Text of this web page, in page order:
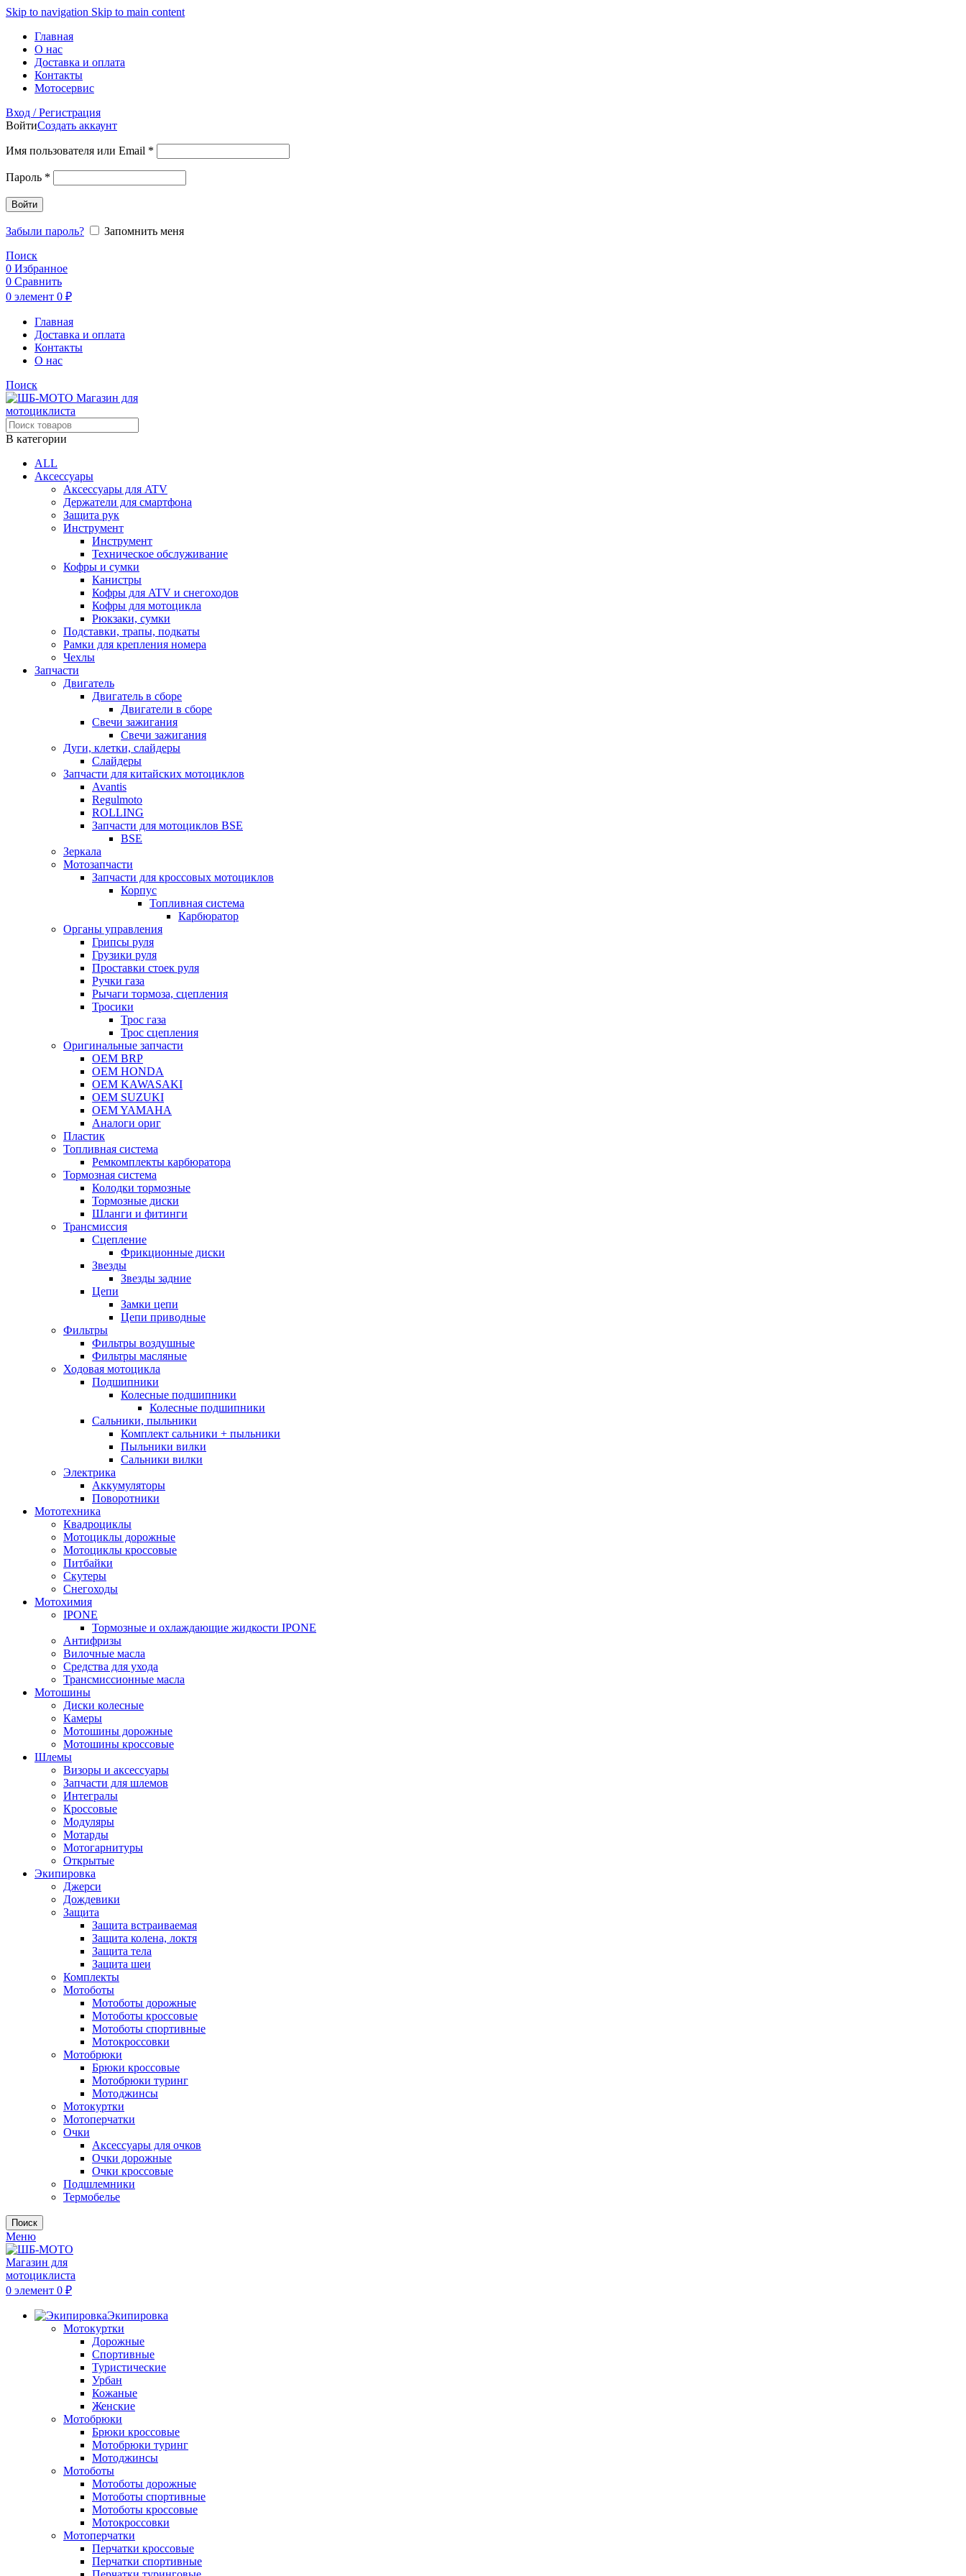
Skip to navigation Skip to main content
Главная
О нас
Доставка и оплата
Контакты
Мотосервис
Вход / Регистрация
ВойтиСоздать аккаунт
Имя пользователя или Email *
Пароль *
Войти
Забыли пароль?
Запомнить меня
Поиск
0 Избранное
0 Сравнить
0 элемент 0 ₽
Главная
Доставка и оплата
Контакты
О нас
Поиск
В категории
ALL
Аксессуары
Аксессуары для ATV
Держатели для смартфона
Защита рук
Инструмент
Инструмент
Техническое обслуживание
Кофры и сумки
Канистры
Кофры для ATV и снегоходов
Кофры для мотоцикла
Рюкзаки, сумки
Подставки, трапы, подкаты
Рамки для крепления номера
Чехлы
Запчасти
Двигатель
Двигатель в сборе
Двигатели в сборе
Свечи зажигания
Свечи зажигания
Дуги, клетки, слайдеры
Слайдеры
Запчасти для китайских мотоциклов
Avantis
Regulmoto
ROLLING
Запчасти для мотоциклов BSE
BSE
Зеркала
Мотозапчасти
Запчасти для кроссовых мотоциклов
Корпус
Топливная система
Карбюратор
Органы управления
Грипсы руля
Грузики руля
Проставки стоек руля
Ручки газа
Рычаги тормоза, сцепления
Тросики
Трос газа
Трос сцепления
Оригинальные запчасти
OEM BRP
OEM HONDA
OEM KAWASAKI
OEM SUZUKI
OEM YAMAHA
Аналоги ориг
Пластик
Топливная система
Ремкомплекты карбюратора
Тормозная система
Колодки тормозные
Тормозные диски
Шланги и фитинги
Трансмиссия
Cцепление
Фрикционные диски
Звезды
Звезды задние
Цепи
Замки цепи
Цепи приводные
Фильтры
Фильтры воздушные
Фильтры масляные
Ходовая мотоцикла
Подшипники
Колесные подшипники
Колесные подшипники
Сальники, пыльники
Комплект сальники + пыльники
Пыльники вилки
Сальники вилки
Электрика
Аккумуляторы
Поворотники
Мототехника
Квадроциклы
Мотоциклы дорожные
Мотоциклы кроссовые
Питбайки
Скутеры
Снегоходы
Мотохимия
IPONE
Тормозные и охлаждающие жидкости IPONE
Антифризы
Вилочные масла
Средства для ухода
Трансмиссионные масла
Мотошины
Диски колесные
Камеры
Мотошины дорожные
Мотошины кроссовые
Шлемы
Визоры и аксессуары
Запчасти для шлемов
Интегралы
Кроссовые
Модуляры
Мотарды
Мотогарнитуры
Открытые
Экипировка
Джерси
Дождевики
Защита
Защита встраиваемая
Защита колена, локтя
Защита тела
Защита шеи
Комплекты
Мотоботы
Мотоботы дорожные
Мотоботы кроссовые
Мотоботы спортивные
Мотокроссовки
Мотобрюки
Брюки кроссовые
Мотобрюки туринг
Мотоджинсы
Мотокуртки
Мотоперчатки
Очки
Аксессуары для очков
Очки дорожные
Очки кроссовые
Подшлемники
Термобелье
Поиск
Меню
0 элемент 0 ₽
Экипировка
Мотокуртки
Дорожные
Спортивные
Туристические
Урбан
Кожаные
Женские
Мотобрюки
Брюки кроссовые
Мотобрюки туринг
Мотоджинсы
Мотоботы
Мотоботы дорожные
Мотоботы спортивные
Мотоботы кроссовые
Мотокроссовки
Мотоперчатки
Перчатки кроссовые
Перчатки спортивные